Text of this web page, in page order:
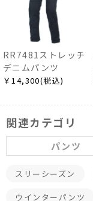
RR7481ストレッチ
デニムパンツ
￥14,300(税込)
関連カテゴリ
パンツ
スリーシーズン
ウインターパンツ